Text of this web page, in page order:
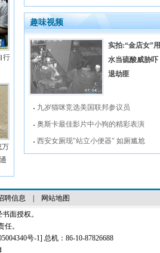
行
万
趣味视频
实拍:“金店女”用
水当硫酸威胁吓
退劫匪
九岁猫咪竞选美国联邦参议员
奥斯卡最佳影片中小狗的精彩表演
西安女厕现"站立小便器" 如厕尴尬
聘信息
网站地图
面授权。
。
号-1] 总机：86-10-87826688